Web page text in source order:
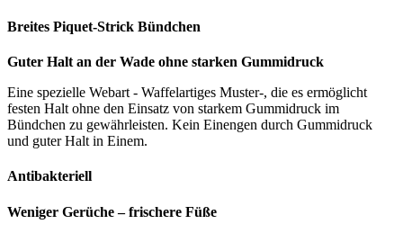
Breites Piquet-Strick Bündchen
Guter Halt an der Wade ohne starken Gummidruck
Eine spezielle Webart - Waffelartiges Muster-, die es ermöglicht
festen Halt ohne den Einsatz von starkem Gummidruck im
Bündchen zu gewährleisten. Kein Einengen durch Gummidruck
und guter Halt in Einem.
Antibakteriell
Weniger Gerüche – frischere Füße